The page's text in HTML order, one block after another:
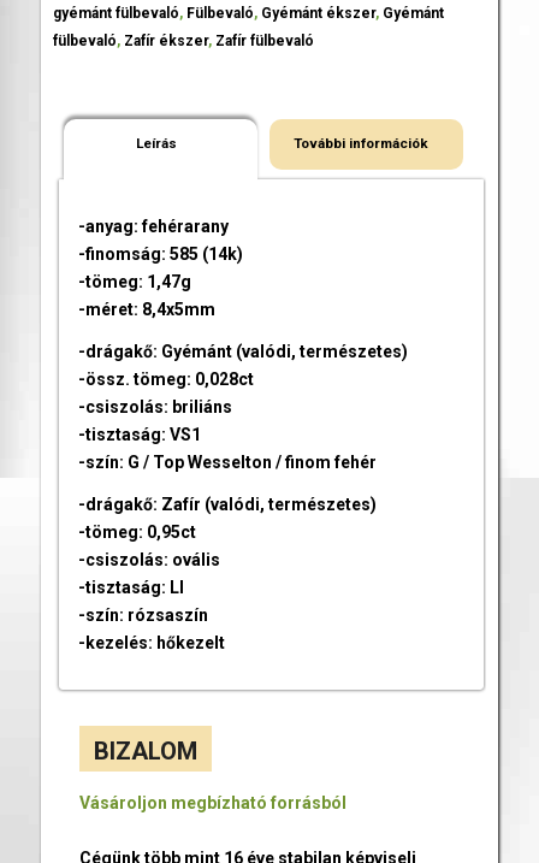
gyémánt fülbevaló, Fülbevaló, Gyémánt ékszer, Gyémánt
fülbevaló, Zafír ékszer, Zafír fülbevaló
Leírás További információk
-anyag: fehérarany
-finomság: 585 (14k)
-tömeg: 1,47g
-méret: 8,4x5mm
-drágakő: Gyémánt (valódi, természetes)
-össz. tömeg: 0,028ct
-csiszolás: briliáns
-tisztaság: VS1
-szín: G / Top Wesselton / finom fehér
-drágakő: Zafír (valódi, természetes)
-tömeg: 0,95ct
-csiszolás: ovális
-tisztaság: LI
-szín: rózsaszín
-kezelés: hőkezelt
BIZALOM
Vásároljon megbízható forrásból
Cégünk több mint 16 éve stabilan képviseli